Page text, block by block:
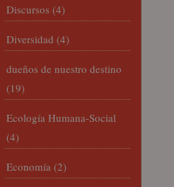
Discursos (4)
Diversidad (4)
dueños de nuestro destino
(19)
Ecología Humana-Social
(4)
Economía (2)